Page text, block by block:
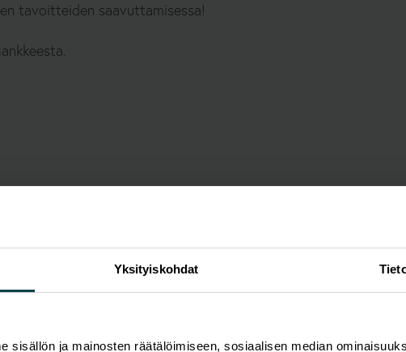
Yksityiskohdat
sisällön ja mainosten räätälöimiseen, sosiaalisen median
tavoitteiden saavuttamisessa!